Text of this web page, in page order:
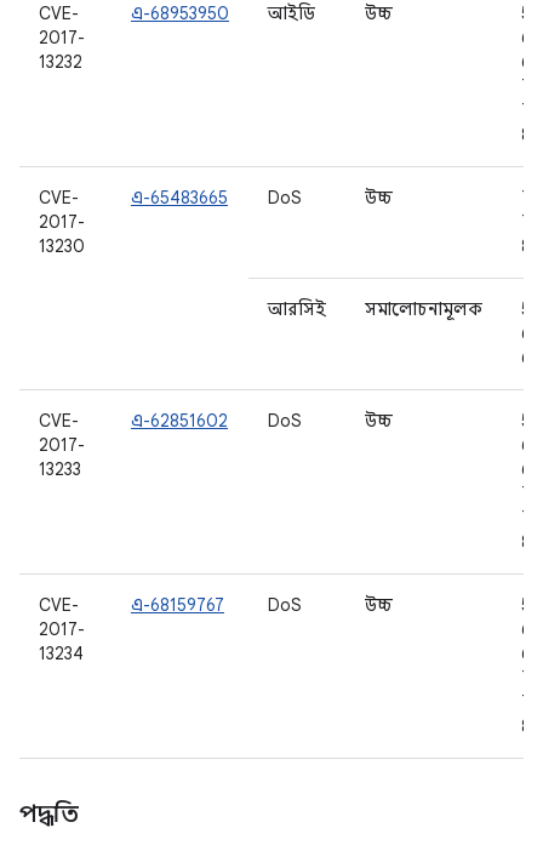
CVE-
2017-
13232
এ-68953950 আইডি উচ্চ
CVE-
2017-
13230
এ-65483665 DoS উচ্চ
আরসিই সমালোচনামূলক
CVE-
2017-
13233
এ-62851602 DoS উচ্চ
CVE-
2017-
13234
এ-68159767 DoS উচ্চ
পদ্ধতি